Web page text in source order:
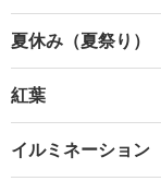
夏休み（夏祭り）
紅葉
イルミネーション